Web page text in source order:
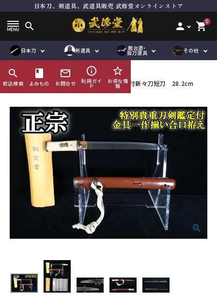
日本刀、剣道具、武道具販売 武修堂オンラインストア
search person 0
shopping_cart
日本刀
その他刀身
縁頭
その他金具
鮫鞘
剣道具
面単品
垂れ単品
鮫胴
竹刀用品
道着袴セット
竹刀袋
その他小物
居合道・
抜刀道具
居合刀（模擬刀）
居合道向き真剣
木刀
下緒
道着袴セット
道着単品
袴単品
帯
刀袋
鮫鞘
鮫胴
その他
オリジナル商
品
ハンドメイド商
品
企画商品
search
絞込検索
book
よみもの
mail_outline
お問合せ
info_outline
利用ガイ
ド
star_border
お得な情
報
ACCOUNT MENU
ようこそ ゲスト 様
ログイン person
コンテンツ
ご利用ガイド
特定商取引法について
プライバシーポリシー
HOME
日本刀
【特別貴重刀剣】正宗 金具一作合口拵え付新々刀短刀 28.2cm